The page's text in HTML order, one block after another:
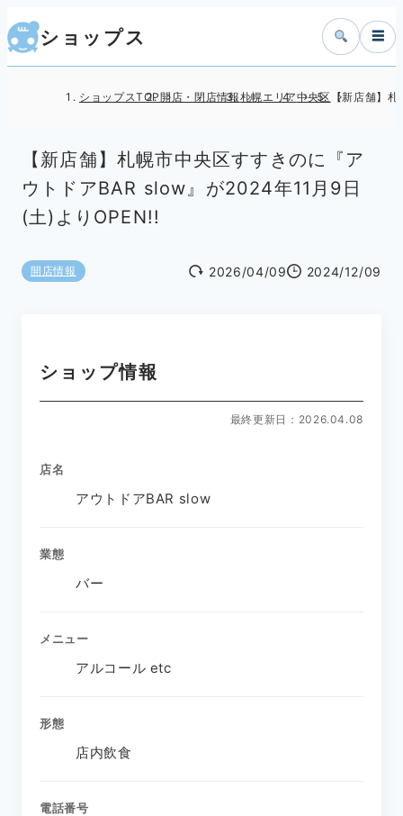
ショップス ☰
ショップスTOP開店・閉店情報札幌エリア中央区 【新店舗】
【新店舗】札幌市中央区すすきのに『ア
ウトドアBAR slow』が2024年11月9日
(土)よりOPEN!!
開店情報 2026/04/09 2024/12/09
ショップ情報
最終更新日：2026.04.08
店名
アウトドアBAR slow
業態
バー
メニュー
アルコール etc
形態
店内飲食
電話番号